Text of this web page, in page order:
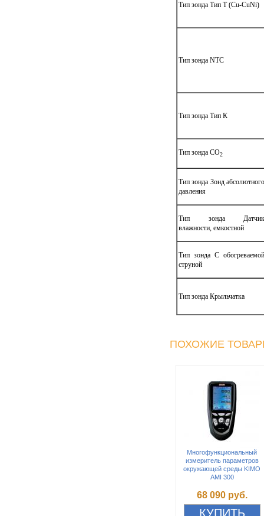
Тип зонда Тип Т (Cu-CuNi)
Тип зонда NTC
Тип зонда Тип К
Тип зонда СО2
Тип зонда Зонд абсолютного
давления
Тип зонда Датчик
влажности, емкостной
Тип зонда С обогреваемой
струной
Тип зонда Крыльчатка
ПОХОЖИЕ
Многофункциональный
измеритель параметров
окружающей среды KIMO
AMI 300
68 090 руб.